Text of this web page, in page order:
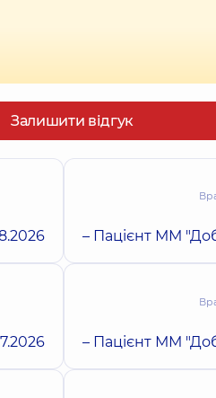
Залишити відгук
– Пацієнт ММ
– Пацієнт ММ